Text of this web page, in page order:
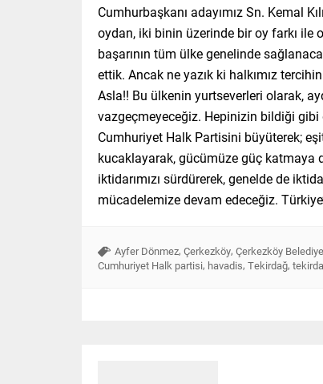
Cumhurbaşkanı adayımız Sn. Kemal
oydan, iki binin üzerinde bir oy farkı ile
başarının tüm ülke genelinde
ettik. Ancak ne yazık ki halkımız
Asla!! Bu ülkenin yurtseverleri olarak,
vazgeçmeyeceğiz. Hepinizin bildiği gibi
Cumhuriyet Halk Partisini büyüterek;
kucaklayarak, gücümüze güç katmaya
iktidarımızı sürdürerek, genelde de
mücadelemize devam edeceğiz.
Ayfer Dönmez, Çerkezköy, Çerkezköy
Cumhuriyet Halk partisi, havadis, Tekirdağ,